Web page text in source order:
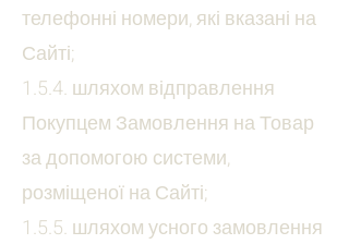
телефонні номери, які вказані на
Сайті;
1.5.4. шляхом відправлення
Покупцем Замовлення на Товар
за допомогою системи,
розміщеної на Сайті;
1.5.5. шляхом усного замовлення